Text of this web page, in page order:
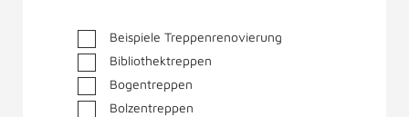
Beispiele Treppenrenovierung
Bibliothektreppen
Bogentreppen
Bolzentreppen